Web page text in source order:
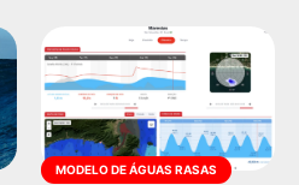
MODELO DE ÁGUAS RASAS